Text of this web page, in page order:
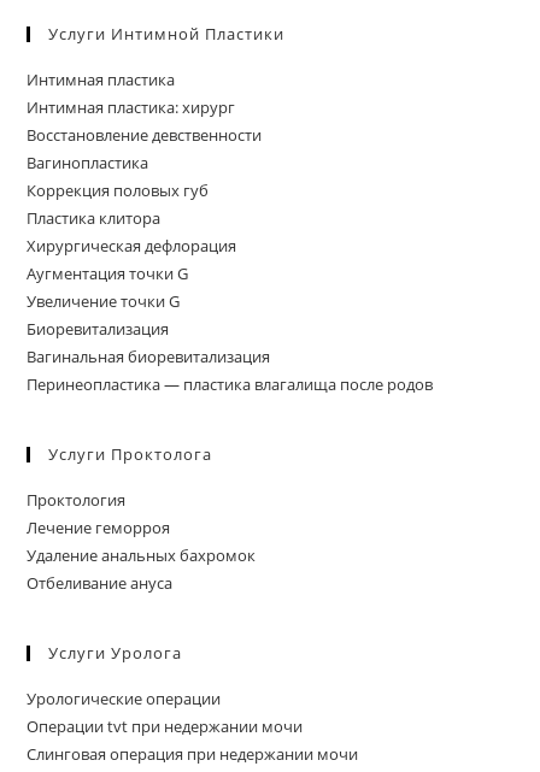
Услуги Интимной Пластики
Интимная пластика
Интимная пластика: хирург
Восстановление девственности
Вагинопластика
Коррекция половых губ
Пластика клитора
Хирургическая дефлорация
Аугментация точки G
Увеличение точки G
Биоревитализация
Вагинальная биоревитализация
Перинеопластика — пластика влагалища после родов
Услуги Проктолога
Проктология
Лечение геморроя
Удаление анальных бахромок
Отбеливание ануса
Услуги Уролога
Урологические операции
Операции tvt при недержании мочи
Слинговая операция при недержании мочи